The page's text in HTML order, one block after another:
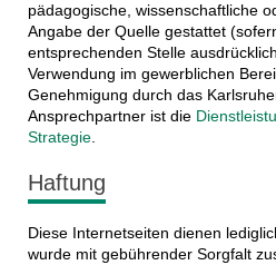
pädagogische, wissenschaftliche
Angabe der Quelle gestattet
entsprechenden Stelle
Verwendung im gewerblichen
Genehmigung durch das
Ansprechpartner ist die
Strategie.
Haftung
Diese Internetseiten dienen
wurde mit gebührender Sorgfalt